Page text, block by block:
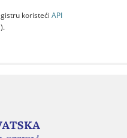
koristeći API
).